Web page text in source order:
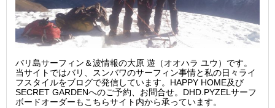
バリ島サーフィン＆波情報の大原 遊（オオハラ ユウ）です。
当サイトではバリ、スンバワのサーフィン事情と私の日々ライ
フスタイルをブログで発信しています。HAPPY HOME及び
SECRET GARDENへのご予約、お問合せ。DHD.PYZELサーフ
ボードオーダーもこちらサイト内から承っています。